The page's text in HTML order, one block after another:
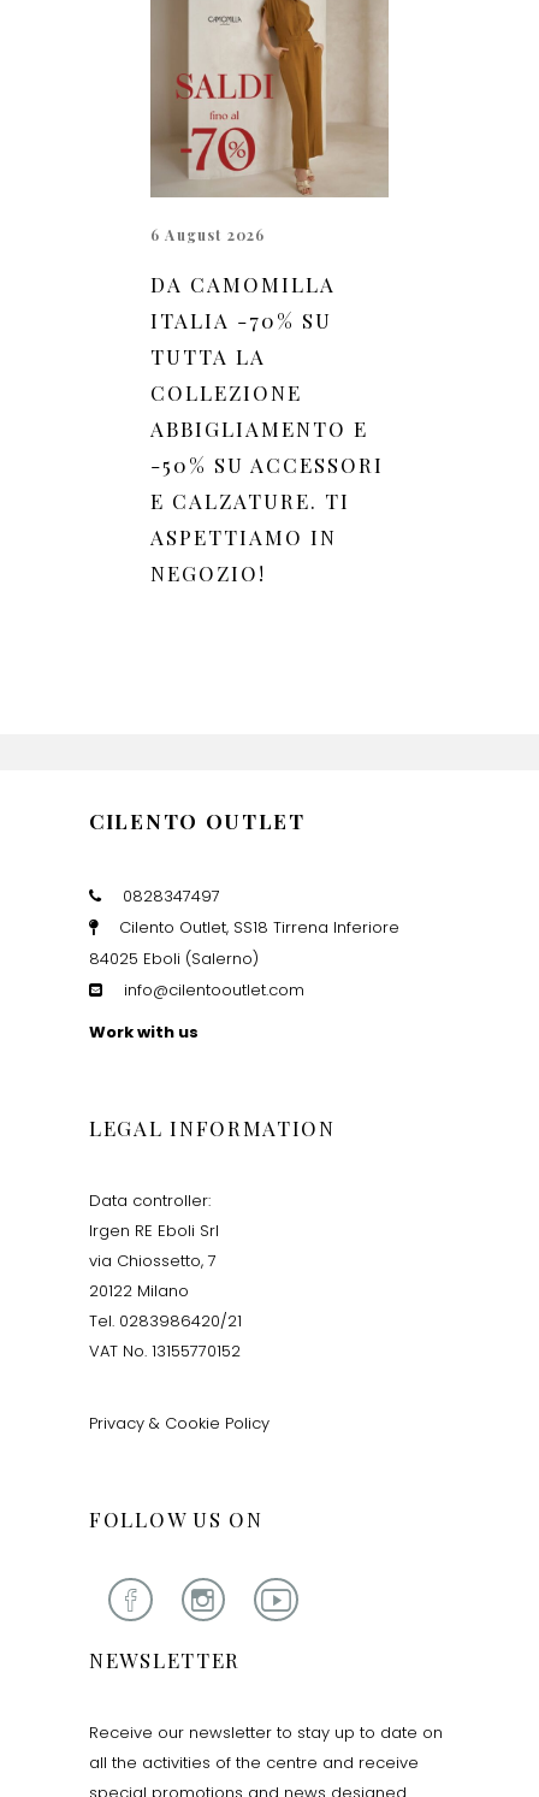
6 August 2026
DA CAMOMILLA
ITALIA -70% SU
TUTTA LA
COLLEZIONE
ABBIGLIAMENTO E
-50% SU ACCESSORI
E CALZATURE. TI
ASPETTIAMO IN
NEGOZIO!
CILENTO OUTLET
0828347497
Cilento Outlet, SS18 Tirrena Inferiore
84025 Eboli (Salerno)
info@cilentooutlet.com
Work with us
LEGAL INFORMATION
Data controller:
Irgen RE Eboli Srl
via Chiossetto, 7
20122 Milano
Tel. 0283986420/21
VAT No. 13155770152
Privacy & Cookie Policy
FOLLOW US ON
NEWSLETTER
Receive our newsletter to stay up to date on
all the activities of the centre and receive